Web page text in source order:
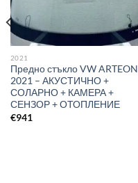
2021
Предно стъкло VW ARTEON
2021 – АКУСТИЧНО +
СОЛАРНО + КАМЕРА +
СЕНЗОР + ОТОПЛЕНИЕ
€941